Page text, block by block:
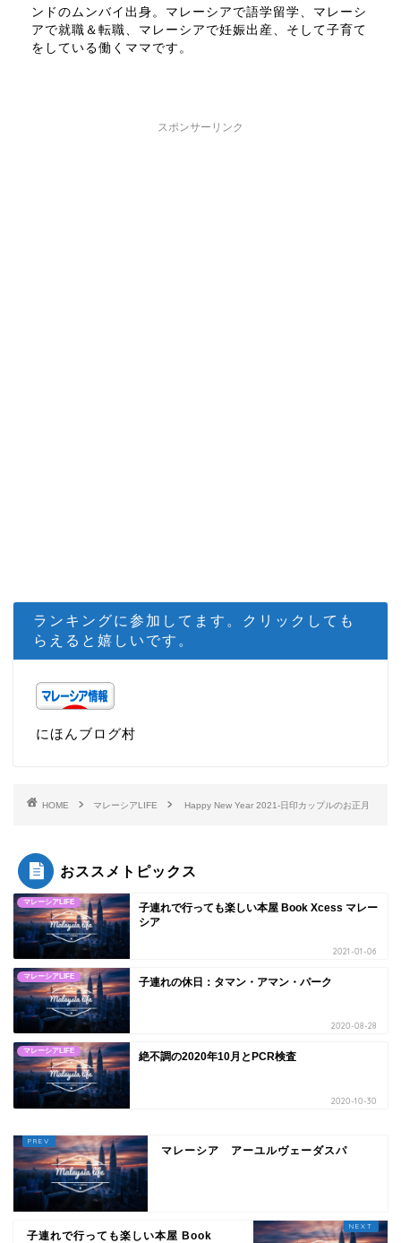
ンドのムンバイ出身。マレーシアで語学留学、マレーシ
アで就職＆転職、マレーシアで妊娠出産、そして子育て
をしている働くママです。
スポンサーリンク
ランキングに参加してます。クリックしても
らえると嬉しいです。
にほんブログ村
HOME マレーシアLIFE Happy New Year 2021-日印カップルのお正月
おススメトピックス
マレーシアLIFE
子連れで行っても楽しい本屋 Book Xcess マレー
シア
2021-01-06
マレーシアLIFE 子連れの休日：タマン・アマン・パーク
2020-08-28
マレーシアLIFE 絶不調の2020年10月とPCR検査
2020-10-30
マレーシア アーユルヴェーダスパ
子連れで行っても楽しい本屋 Book